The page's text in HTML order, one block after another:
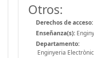
Otros:
Derechos de acceso:
Enseñanza(s):
Departamento:
Enginyeria